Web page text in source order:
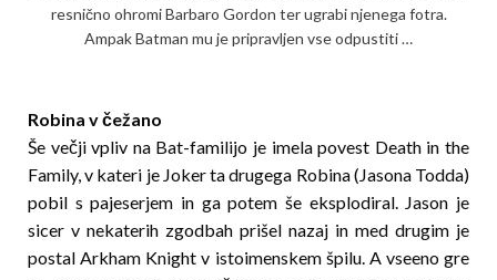
resnično ohromi Barbaro Gordon ter ugrabi njenega fotra.
Ampak Batman mu je pripravljen vse odpustiti …
Robina v čežano
Še večji vpliv na Bat-familijo je imela povest Death in the
Family, v kateri je Joker ta drugega Robina (Jasona Todda)
pobil s pajeserjem in ga potem še eksplodiral. Jason je
sicer v nekaterih zgodbah prišel nazaj in med drugim je
postal Arkham Knight v istoimenskem špilu. A vseeno gre